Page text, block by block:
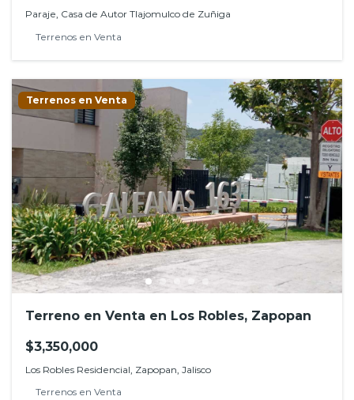
Paraje, Casa de Autor Tlajomulco de Zuñiga
Terrenos en Venta
Terrenos en Venta
Terreno en Venta en Los Robles, Zapopan
$3,350,000
Los Robles Residencial, Zapopan, Jalisco
Terrenos en Venta